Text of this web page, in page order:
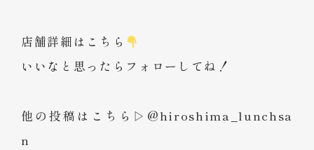
店舗詳細はこちら
いいなと思ったらフォローしてね！
他の投稿はこちら▷@hiroshima_lunchsa
n